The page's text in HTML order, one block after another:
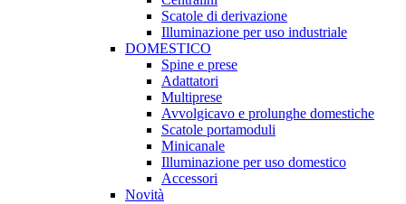
Scatole di derivazione
Illuminazione per uso industriale
DOMESTICO
Spine e prese
Adattatori
Multiprese
Avvolgicavo e prolunghe domestiche
Scatole portamoduli
Minicanale
Illuminazione per uso domestico
Accessori
Novità